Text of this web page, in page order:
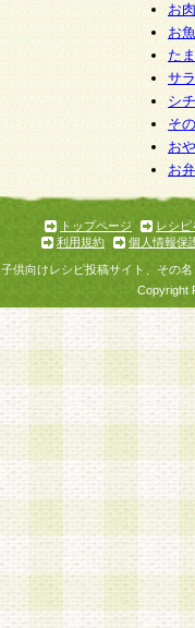
お
お
た
サ
シ
そ
お
お
トップページ
レシピ
利用規約
個人情報保
子供向けレシピ投稿サイト、その
Copyright